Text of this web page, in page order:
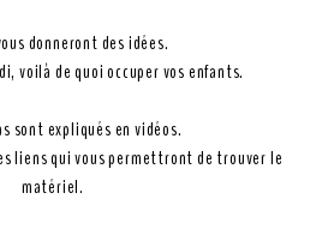
donneront des idées.
voilà de quoi occuper vos enfants.
sont expliqués en vidéos.
liens qui vous permettront de trouver le
matériel.